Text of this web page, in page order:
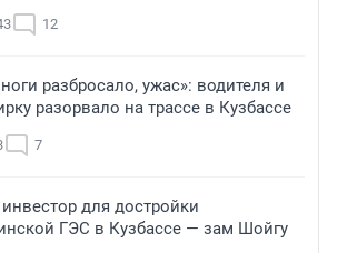
12
разбросало, ужас»: водителя и
разорвало на трассе в Кузбассе
7
для достройки
ГЭС в Кузбассе — зам Шойгу